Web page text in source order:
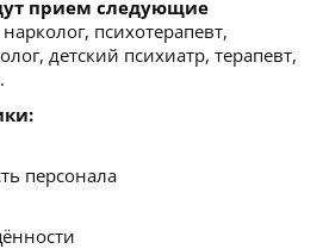
прием следующие
нарколог, психотерапевт,
детский психиатр, терапевт,
персонала